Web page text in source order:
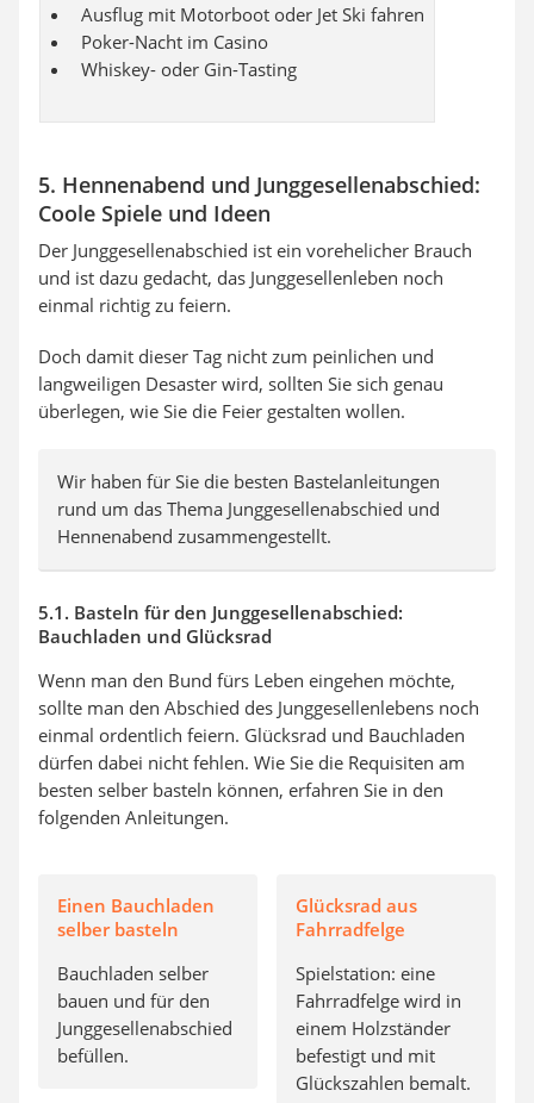
Ausflug mit Motorboot oder Jet Ski fahren
Poker-Nacht im Casino
Whiskey- oder Gin-Tasting
5. Hennenabend und Junggesellenabschied:
Coole Spiele und Ideen
Der Junggesellenabschied ist ein vorehelicher Brauch
und ist dazu gedacht, das Junggesellenleben noch
einmal richtig zu feiern.
Doch damit dieser Tag nicht zum peinlichen und
langweiligen Desaster wird, sollten Sie sich genau
überlegen, wie Sie die Feier gestalten wollen.
Wir haben für Sie die besten Bastelanleitungen
rund um das Thema Junggesellenabschied und
Hennenabend zusammengestellt.
5.1. Basteln für den Junggesellenabschied:
Bauchladen und Glücksrad
Wenn man den Bund fürs Leben eingehen möchte,
sollte man den Abschied des Junggesellenlebens noch
einmal ordentlich feiern. Glücksrad und Bauchladen
dürfen dabei nicht fehlen. Wie Sie die Requisiten am
besten selber basteln können, erfahren Sie in den
folgenden Anleitungen.
Einen Bauchladen
selber basteln
Bauchladen selber
bauen und für den
Junggesellenabschied
befüllen.
Glücksrad aus
Fahrradfelge
Spielstation: eine
Fahrradfelge wird in
einem Holzständer
befestigt und mit
Glückszahlen bemalt.